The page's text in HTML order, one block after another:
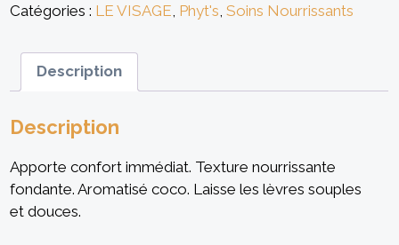
Catégories : LE VISAGE Phyt's ,Soins Nourrissants
Description
Description
Apporte confort immédiat. Texture nourrissante
fondante. Aromatisé coco. Laisse les lèvres souples
et douces.